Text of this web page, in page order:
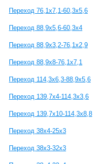
Переход 76,1x7,1-60,3x5,6
Переход 88,9x5,6-60,3x4
Переход 88,9x3,2-76,1x2,9
Переход 88,9x8-76,1x7,1
Переход 114,3x6,3-88,9x5,6
Переход 139,7x4-114,3x3,6
Переход 139,7x10-114,3x8,8
Переход 38х4-25х3
Переход 38х3-32х3